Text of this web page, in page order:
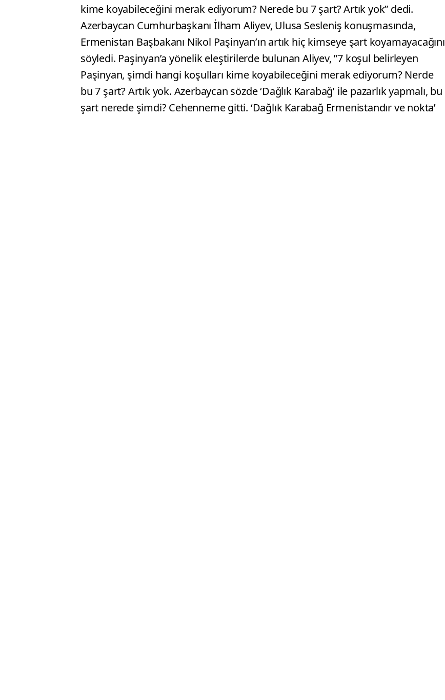
kime koyabileceğini merak ediyorum? Nerede bu 7 şart? Artık yok” dedi.
Azerbaycan Cumhurbaşkanı İlham Aliyev, Ulusa Sesleniş konuşmasında,
Ermenistan Başbakanı Nikol Paşinyan’ın artık hiç kimseye şart koyamayacağını
söyledi. Paşinyan’a yönelik eleştirilerde bulunan Aliyev, ”7 koşul belirleyen
Paşinyan, şimdi hangi koşulları kime koyabileceğini merak ediyorum? Nerde
bu 7 şart? Artık yok. Azerbaycan sözde ‘Dağlık Karabağ’ ile pazarlık yapmalı, bu
şart nerede şimdi? Cehenneme gitti. ‘Dağlık Karabağ Ermenistandır ve nokta’